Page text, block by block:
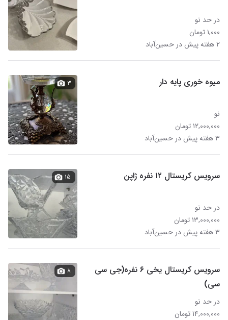
در حد نو
۱,۰۰۰ تومان
۲ هفته پیش در حسین‌آباد
میوه خوری پایه دار
نو
۱۲,۰۰۰,۰۰۰ تومان
۳ هفته پیش در حسین‌آباد
۳
سرویس کریستال ۱۲ نفره ژاپن
در حد نو
۱۳,۰۰۰,۰۰۰ تومان
۳ هفته پیش در حسین‌آباد
۱۵
سرویس کریستال یخی ۶ نفره(جی سی
سی)
در حد نو
۱۴,۰۰۰,۰۰۰ تومان
۸